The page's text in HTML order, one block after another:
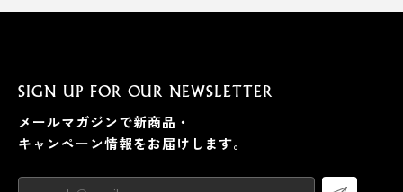
SIGN UP FOR OUR NEWSLETTER
メールマガジンで新商品・
キャンペーン情報をお届けします。